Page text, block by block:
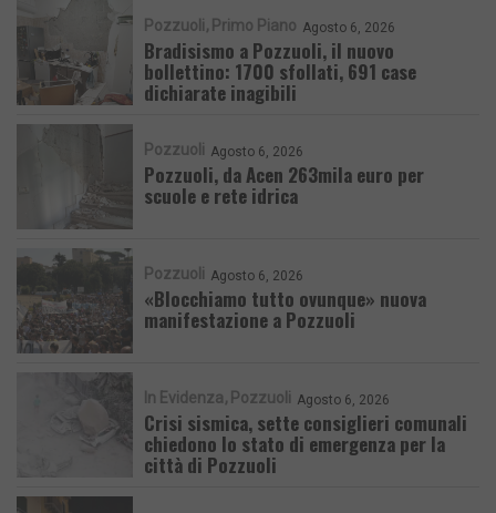
Pozzuoli Primo Piano Agosto 6, 2026
Bradisismo a Pozzuoli, il nuovo
bollettino: 1700 sfollati, 691 case
dichiarate inagibili
Pozzuoli Agosto 6, 2026
Pozzuoli, da Acen 263mila euro per
scuole e rete idrica
Pozzuoli Agosto 6, 2026
«Blocchiamo tutto ovunque» nuova
manifestazione a Pozzuoli
In Evidenza Pozzuoli Agosto 6, 2026
Crisi sismica, sette consiglieri comunali
chiedono lo stato di emergenza per la
città di Pozzuoli